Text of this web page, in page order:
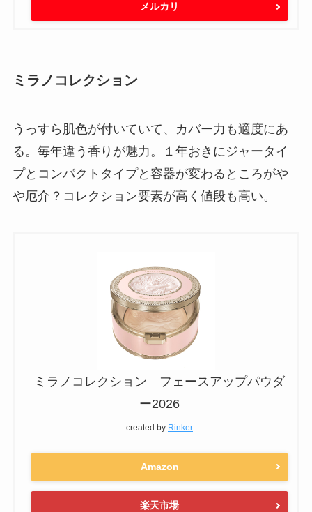
メルカリ
ミラノコレクション
うっすら肌色が付いていて、カバー力も適度にあ
る。毎年違う香りが魅力。１年おきにジャータイ
プとコンパクトタイプと容器が変わるところがや
や厄介？コレクション要素が高く値段も高い。
ミラノコレクション フェースアップパウダ
ー2026
created by Rinker
Amazon
楽天市場